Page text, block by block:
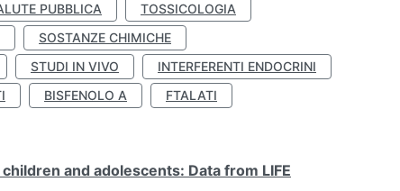
PUBBLICA
TOSSICOLOGIA
SOSTANZE CHIMICHE
STUDI IN VIVO
INTERFERENTI ENDOCRINI
BISFENOLO A
FTALATI
and adolescents: Data from LIFE